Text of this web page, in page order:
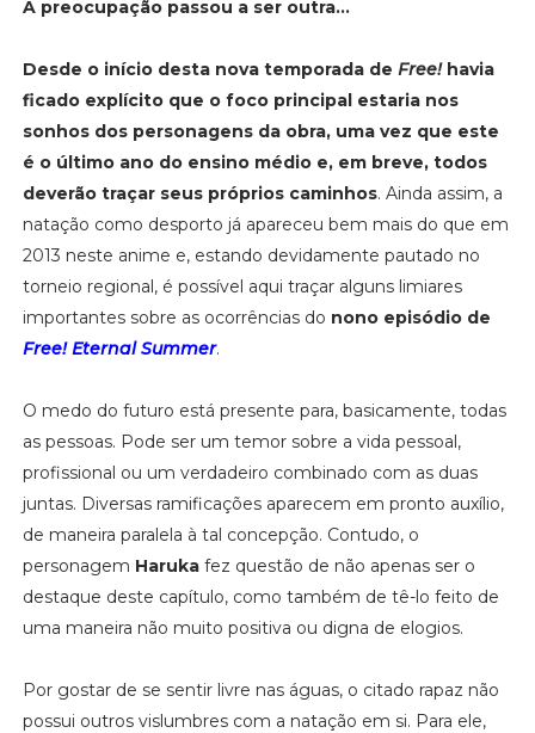
A preocupação passou a ser outra...
Desde o início desta nova temporada de Free!havia
ficado explícito que o foco principal estaria nos
sonhos dos personagens da obra, uma vez que este
é o último ano do ensino médio e, em breve, todos
deverão traçar seus próprios caminhos. Ainda assim, a
natação como desporto já apareceu bem mais do que em
2013 neste anime e, estando devidamente pautado no
torneio regional, é possível aqui traçar alguns limiares
importantes sobre as ocorrências do nono episódio de
Free! Eternal Summer.
O medo do futuro está presente para, basicamente, todas
as pessoas. Pode ser um temor sobre a vida pessoal,
profissional ou um verdadeiro combinado com as duas
juntas. Diversas ramificações aparecem em pronto auxílio,
de maneira paralela à tal concepção. Contudo, o
personagem Harukafez questão de não apenas ser o
destaque deste capítulo, como também de tê-lo feito de
uma maneira não muito positiva ou digna de elogios.
Por gostar de se sentir livre nas águas, o citado rapaz não
possui outros vislumbres com a natação em si. Para ele,